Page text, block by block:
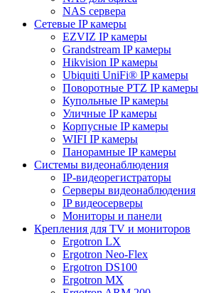
NAS сервера
Сетевые IP камеры
EZVIZ IP камеры
Grandstream IP камеры
Hikvision IP камеры
Ubiquiti UniFi® IP камеры
Поворотные PTZ IP камеры
Купольные IP камеры
Уличные IP камеры
Корпусные IP камеры
WIFI IP камеры
Панорамные IP камеры
Системы видеонаблюдения
IP-видеорегистраторы
Серверы видеонаблюдения
IP видеосерверы
Мониторы и панели
Крепления для TV и мониторов
Ergotron LX
Ergotron Neo-Flex
Ergotron DS100
Ergotron MX